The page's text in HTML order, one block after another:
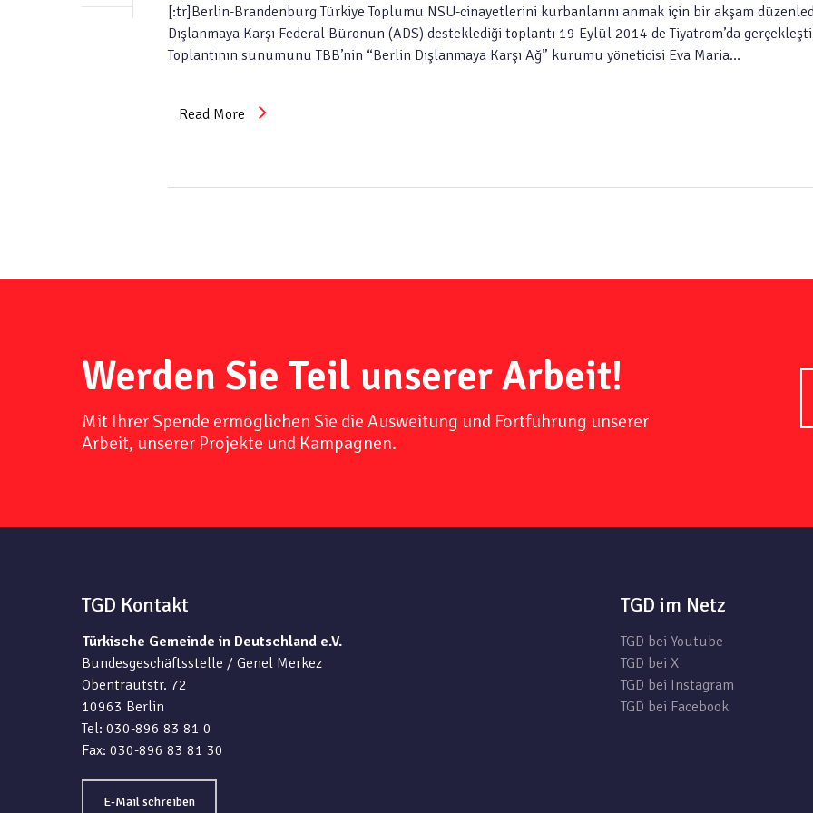
[:tr]Berlin-Brandenburg Türkiye Toplumu NSU-cinayetlerini kurbanlarını anmak için bir akşam
Dışlanmaya Karşı Federal Büronun (ADS) desteklediği toplantı 19 Eylül 2014 de Tiyatrom’da
Toplantının sunumunu TBB’nin “Berlin Dışlanmaya Karşı Ağ” kurumu yöneticisi Eva Maria…
Read More
Werden Sie Teil unserer Arbeit!
Mit Ihrer Spende ermöglichen Sie die Ausweitung und Fortführung unserer
Arbeit, unserer Projekte und Kampagnen.
TGD Kontakt
Türkische Gemeinde in Deutschland e.V.
Bundesgeschäftsstelle / Genel Merkez
Obentrautstr. 72
10963 Berlin
Tel: 030-896 83 81 0
Fax: 030-896 83 81 30
E-Mail schreiben
TGD im Netz
TGD bei Youtube
TGD bei X
TGD bei Instagram
TGD bei Facebook